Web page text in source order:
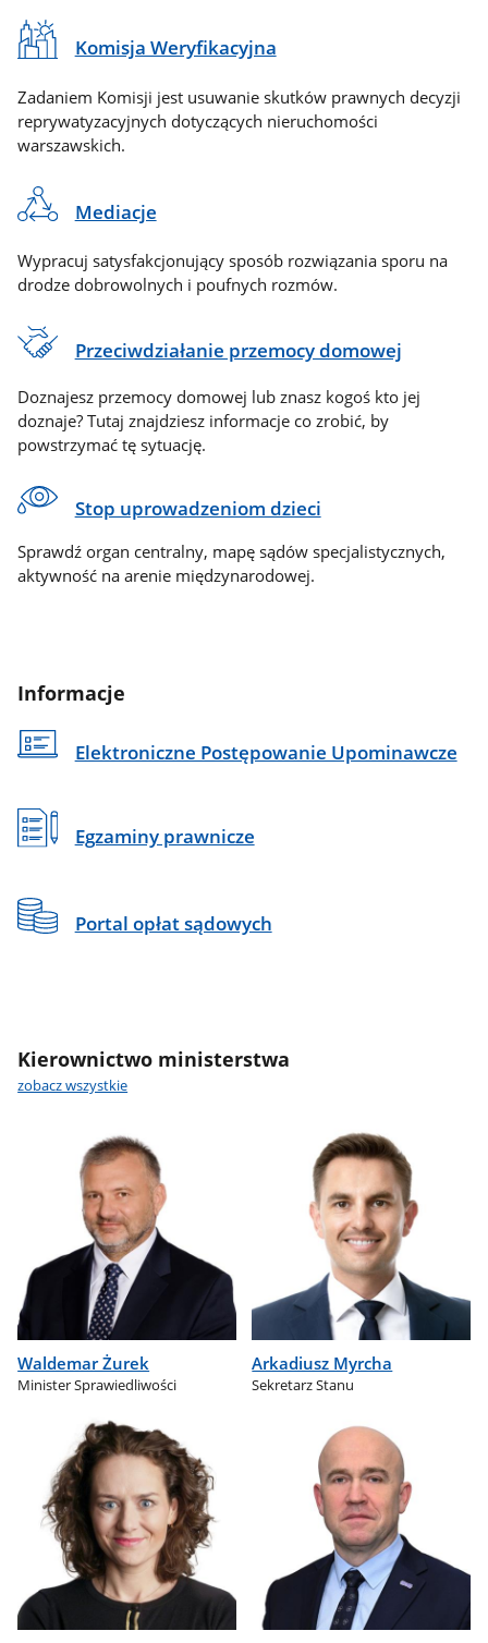
Komisja Weryfikacyjna
Zadaniem Komisji jest usuwanie skutków prawnych decyzji
reprywatyzacyjnych dotyczących nieruchomości
warszawskich.
Mediacje
Wypracuj satysfakcjonujący sposób rozwiązania sporu na
drodze dobrowolnych i poufnych rozmów.
Przeciwdziałanie przemocy domowej
Doznajesz przemocy domowej lub znasz kogoś kto jej
doznaje? Tutaj znajdziesz informacje co zrobić, by
powstrzymać tę sytuację.
Stop uprowadzeniom dzieci
Sprawdź organ centralny, mapę sądów specjalistycznych,
aktywność na arenie międzynarodowej.
Informacje
Elektroniczne Postępowanie Upominawcze
Egzaminy prawnicze
Portal opłat sądowych
Kierownictwo ministerstwa
zobacz wszystkie
Waldemar Żurek
Minister Sprawiedliwości
Arkadiusz Myrcha
Sekretarz Stanu